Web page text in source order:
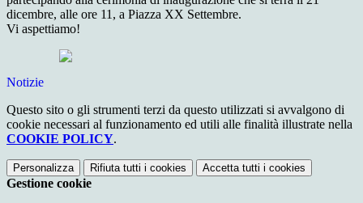
dicembre, alle ore 11, a Piazza XX Settembre.
Vi aspettiamo!
Notizie
Questo sito o gli strumenti terzi da questo utilizzati si avvalgono di
cookie necessari al funzionamento ed utili alle finalità illustrate nella
COOKIE POLICY.
Personalizza Rifiuta tutti i cookies Accetta tutti i cookies
Gestione cookie